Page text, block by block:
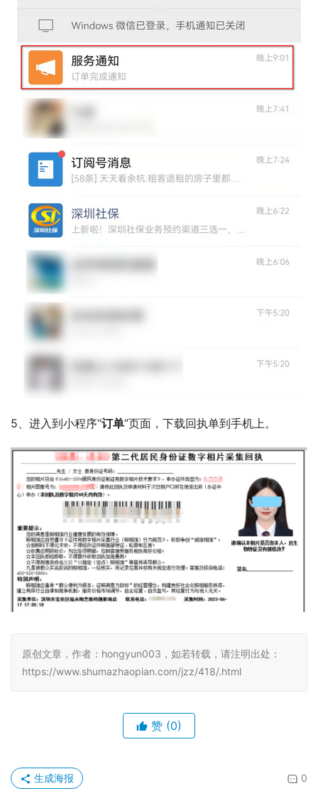
5、进入到小程序“订单”页面，下载回执单到手机上。
原创文章，作者：hongyun003，如若转载，请注明出处：
https://www.shumazhaopian.com/jzz/418/.html
赞 (0)
0
生成海报